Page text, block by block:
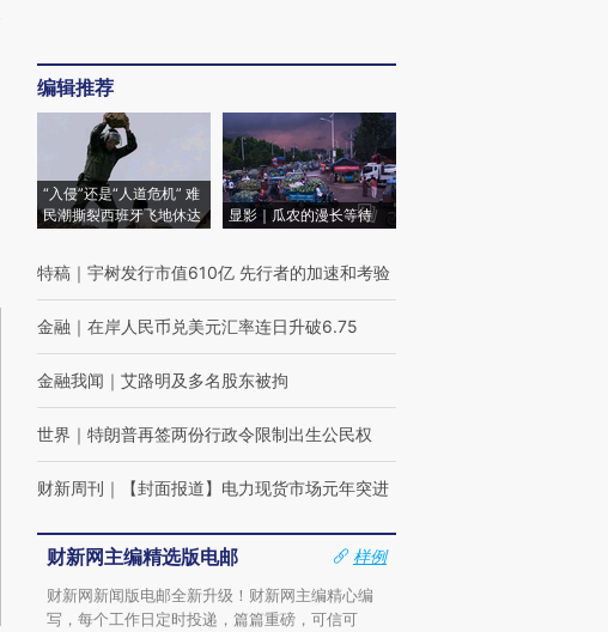
编辑推荐
“入侵”还是“人道危机” 难
民潮撕裂西班牙飞地休达
显影｜瓜农的漫长等待
特稿 ｜ 宇树发行市值610亿 先行者的加速和考验
金融 ｜ 在岸人民币兑美元汇率连日升破6.75
金融我闻 ｜ 艾路明及多名股东被拘
世界 ｜ 特朗普再签两份行政令限制出生公民权
财新周刊 ｜ 【封面报道】电力现货市场元年突进
财新网主编精选版电邮
样例
财新网新闻版电邮全新升级！财新网主编精心编
写，每个工作日定时投递，篇篇重磅，可信可